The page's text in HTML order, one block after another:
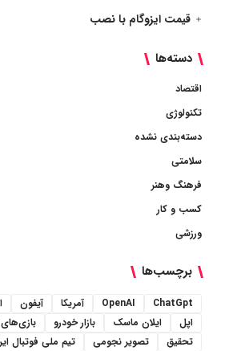
قیمت ایزوگام با نصب
دسته‌ها
اقتصاد
تکنولوژی
دسته‌بندی نشده
سلامتی
فرهنگ وهنر
کسب و کار
ورزشی
برچسب‌ها
ChatGpt
OpenAI آمریکا آیفون
اپل
ایلان ماسک بازار خودرو
تحقیق
تصویر نجومی تیم ملی فوتبال